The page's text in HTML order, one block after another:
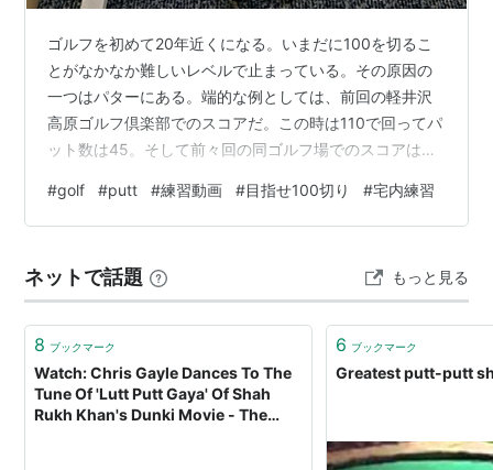
ゴルフを初めて20年近くになる。いまだに100を切るこ
とがなかなか難しいレベルで止まっている。その原因の
一つはパターにある。端的な例としては、前回の軽井沢
高原ゴルフ倶楽部でのスコアだ。この時は110で回ってパ
ット数は45。そして前々回の同ゴルフ場でのスコアは
だった。 さて、こういうことになることを予期していた
のか、今年、パターのグリップを変え、気分一新してい
と上手くならないという言葉。ならば宅内でできるパタ
ーの練習を地道にやろうと、そしてどうせなら動画に撮
#golf #putt #練習動画 #目指せ100切り #宅内練習
ネットで話題 もっと見る
8 ブックマーク
Watch: Chris Gayle Dances To The
Tune Of 'Lutt Putt Gaya' Of Shah
Rukh Khan's Dunki Movie - The
6 ブックマーク
Greatest putt-putt